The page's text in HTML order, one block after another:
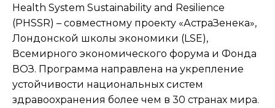
Health System Sustainability and Resilience
(PHSSR) – совместному проекту «АстраЗенека»,
Лондонской школы экономики (LSE),
Всемирного экономического форума и Фонда
ВОЗ. Программа направлена на укрепление
устойчивости национальных систем
здравоохранения более чем в 30 странах мира.